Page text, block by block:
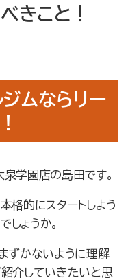
きこと！
ムならリー
学園店の島田です。
格的にスタートしよう
ょうか。
ずかないように理解
紹介していきたいと思